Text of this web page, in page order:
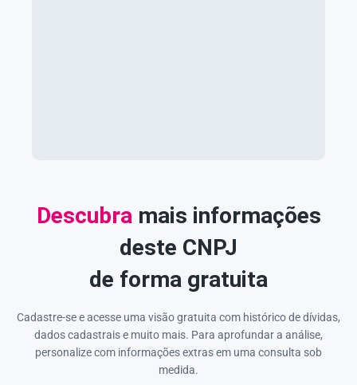
Descubra mais informações
deste CNPJ
de forma gratuita
Cadastre-se e acesse uma visão gratuita com histórico de dívidas,
dados cadastrais e muito mais. Para aprofundar a análise,
personalize com informações extras em uma consulta sob
medida.